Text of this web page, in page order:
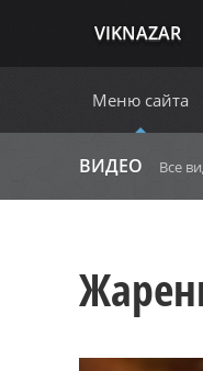
VIKNAZAR
Меню сайта
ВИДЕО Все